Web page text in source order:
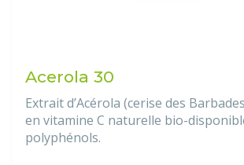
Acerola 30
Extrait d’Acérola (cerise des
en vitamine C naturelle bio-
polyphénols.